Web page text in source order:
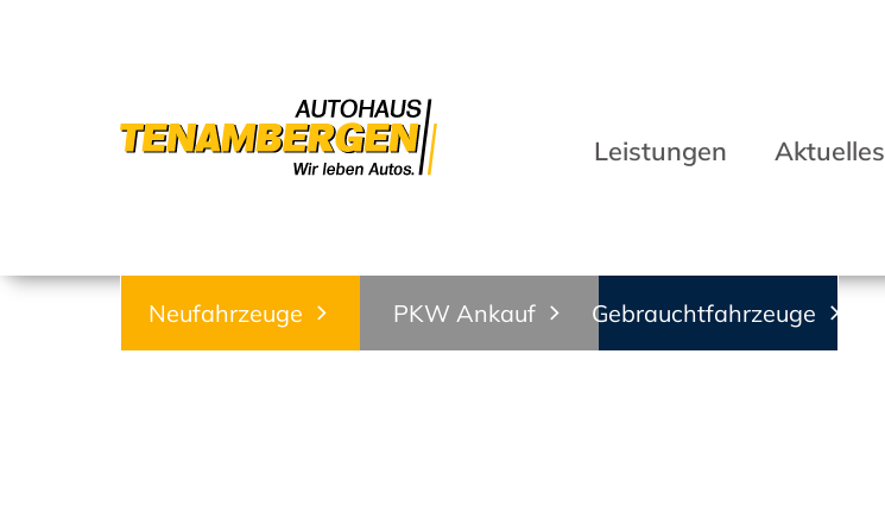
Leistungen Aktuelles
Neufahrzeuge PKW Ankauf Gebrauchtfahrzeuge